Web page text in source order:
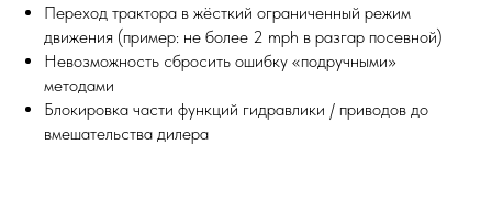
Переход трактора в жёсткий ограниченный режим
движения (пример: не более 2 mph в разгар посевной)
Невозможность сбросить ошибку «подручными»
методами
Блокировка части функций гидравлики / приводов до
вмешательства дилера